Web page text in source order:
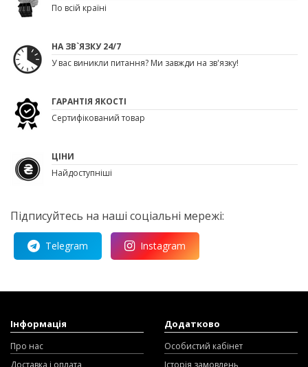
По всій країні
НА ЗВ`ЯЗКУ 24/7
У вас виникли питання? Ми завжди на зв'язку!
ГАРАНТІЯ ЯКОСТІ
Сертифікований товар
ЦІНИ
Найдоступніші
Підписуйтесь на наші соціальні мережі:
Telegram Instagram
Інформація
Про нас
Доставка і оплата
Додатково
Особистий кабінет
Історія замовлень